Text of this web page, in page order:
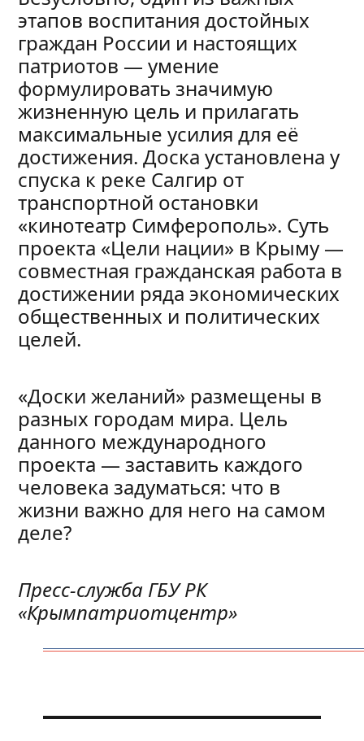
этапов воспитания достойных
граждан России и настоящих
патриотов — умение
формулировать значимую
жизненную цель и прилагать
максимальные усилия для её
достижения. Доска установлена у
спуска к реке Салгир от
транспортной остановки
«кинотеатр Симферополь». Суть
проекта «Цели нации» в Крыму —
совместная гражданская работа в
достижении ряда экономических
общественных и политических
целей.
«Доски желаний» размещены в
разных городам мира. Цель
данного международного
проекта — заставить каждого
человека задуматься: что в
жизни важно для него на самом
деле?
Пресс-служба ГБУ РК
«Крымпатриотцентр»